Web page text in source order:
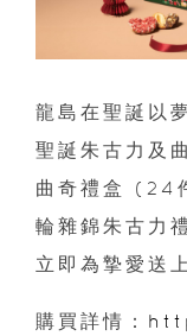
龍島在聖誕以
聖誕朱古力及
曲奇禮盒 (24
輪雜錦朱古力
立即為摯愛送
購買詳情：